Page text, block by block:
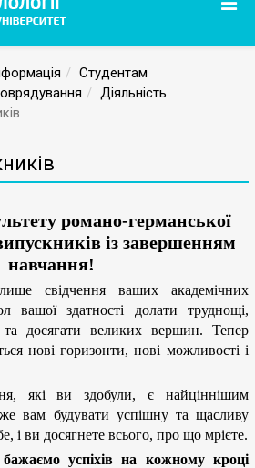
Студентам
Діяльність
романо-германської
із завершенням
навчання!
свідчення ваших академічних
вашої здатності долати труднощі,
та досягати великих вершин. Тепер
нові горизонти, нові можливості і
які ви здобули, є найціннішим
вам будувати успішну та щасливу
і ви досягнете всього, про що мрієте.
успіхів на кожному кроці